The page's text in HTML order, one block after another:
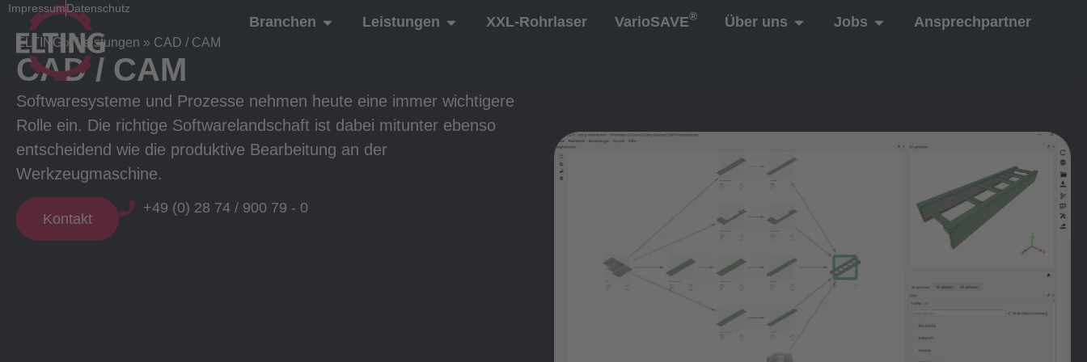
ImpressumDatenschutz
Branchen Leistungen XXL-Rohrlaser VarioSAVE® Über uns Jobs Ansprechpartner
ELTING »Leistungen » CAD / CAM
CAD / CAM
Softwaresysteme und Prozesse nehmen heute eine immer wichtigere
Rolle ein. Die richtige Softwarelandschaft ist dabei mitunter ebenso
entscheidend wie die produktive Bearbeitung an der
Werkzeugmaschine.
Kontakt
+49 (0) 28 74 / 900 79 - 0